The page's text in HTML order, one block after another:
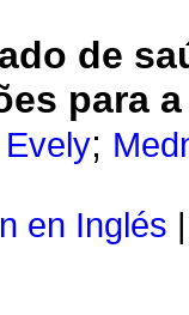
de
para
;
en Inglés